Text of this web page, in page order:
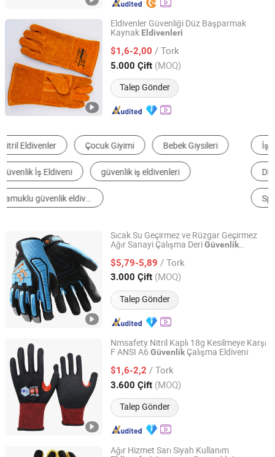
Eldivenler Güvenliği Düz Başparmak
Kaynak Eldivenleri
$1,6-2,00 / Tork
5.000 Çift (MOQ)
Talep Gönder
SHANDONG DONGTIE LABOUR SUPPLIES CO., LTD.
Shandong, China Fiyat 2021
İş ve Güvenlik Eldivenleri Temizlik Eldivenleri
Diğer Güvenlik Ürünleri
Spor Eldivenleri
Sıcak Su Geçirmez ve Rüzgar Geçirmez
Ağır Sanayi Çalışma DeriGüvenlik
Kırılmaya Karşı Dayanıklı Yüksek
Görünürlük İşEldivenleri
$5,79-5,89 / Tork
3.000 Çift (MOQ)
Talep Gönder
BEIHAI KINGMA CO., LTD.
Guangxi, China Fiyat 2021
Nmsafety Nitril Kaplı 18g Kesilmeye Karşı
F ANSI A6 GüvenlikÇalışma Eldiveni
$1,6-2,2 / Tork
3.600 Çift (MOQ)
Talep Gönder
Nano-Metre Industrial Ltd.
Shanghai, China Fiyat 2013
Ağır Hizmet Sarı Siyah Kullanım